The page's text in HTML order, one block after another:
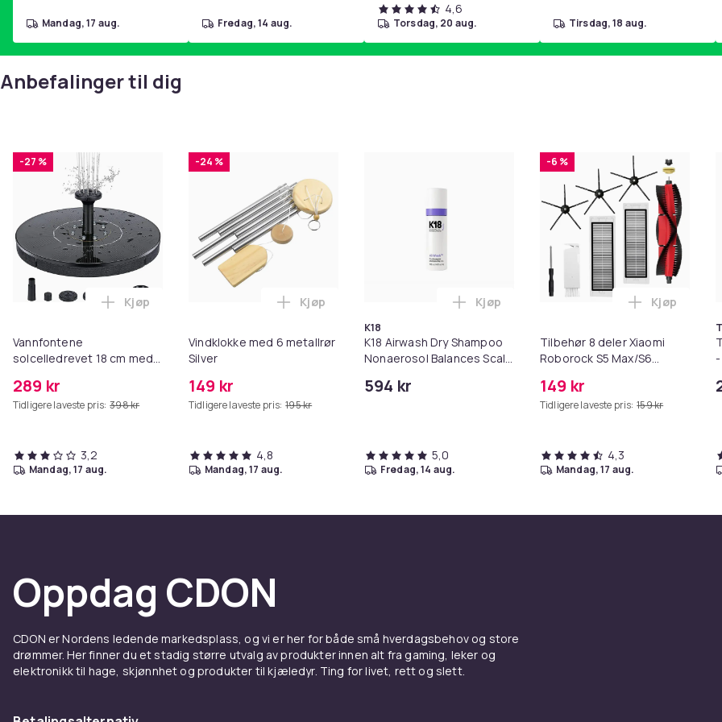
mandag, 17 aug. fredag, 14 aug.
4,6
torsdag, 20 aug. tirsdag, 18 aug.
Anbefalinger til dig
-27 %
Vannfontene
solcelledrevet 18 cm med
289 kr
Tidligere laveste pris: 398 kr
Legg Vannfontene solcelledrevet 18 cm med hvite lysdioder i handlekurven
Kjøp
3,2
mandag, 17 aug.
-24 %
Vindklokke med 6 metallrør
Silver
149 kr
Tidligere laveste pris: 195 kr
Legg Vindklokke med 6 metallrør Silver i handlekurven
Kjøp
4,8
mandag, 17 aug.
K18
K18 Airwash Dry Shampoo
Nonaerosol Balances Scalp
594 kr
Legg K18 Airwash Dry Shampoo
Kjøp
5,0
fredag, 14 aug.
-6 %
Tilbehør 8 deler Xiaomi
Roborock S5 Max/S6
MAXV/S50/S51/S55/S5/S60/S65/
149 kr
Tidligere laveste pris: 159 kr
Legg
Kjøp
4,3
mandag, 17 aug.
-
Oppdag CDON
CDON er Nordens ledende markedsplass, og vi er her for både små hverdagsbehov og store
drømmer. Her finner du et stadig større utvalg av produkter innen alt fra gaming, leker og
elektronikk til hage, skjønnhet og produkter til kjæledyr. Ting for livet, rett og slett.